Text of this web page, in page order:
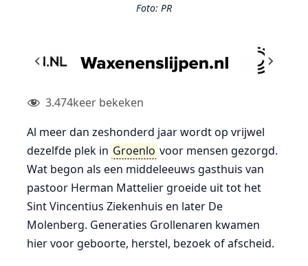
Foto: PR
3.474keer bekeken
Al meer dan zeshonderd jaar wordt op vrijwel
dezelfde plek in Groenlo voor mensen gezorgd.
Wat begon als een middeleeuws gasthuis van
pastoor Herman Mattelier groeide uit tot het
Sint Vincentius Ziekenhuis en later De
Molenberg. Generaties Grollenaren kwamen
hier voor geboorte, herstel, bezoek of afscheid.